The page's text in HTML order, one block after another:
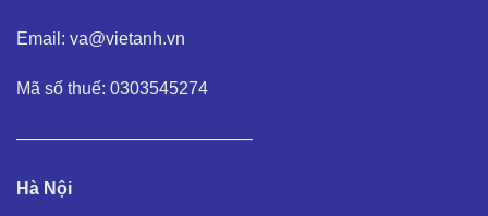
Email: va@vietanh.vn
Mã số thuế: 0303545274
—————————————–
Hà Nội